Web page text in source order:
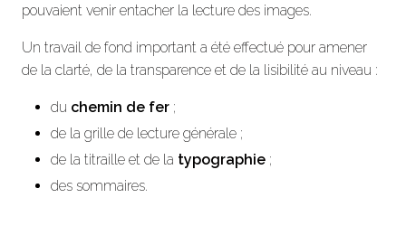
pouvaient venir entacher la lecture des images.
Un travail de fond important a été effectué pour amener
de la clarté, de la transparence et de la lisibilité au niveau :
du chemin de fer ;
de la grille de lecture générale ;
de la titraille et de la typographie ;
des sommaires.